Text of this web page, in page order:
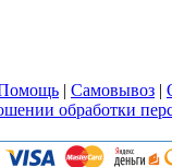
| Самовывоз |
обработки